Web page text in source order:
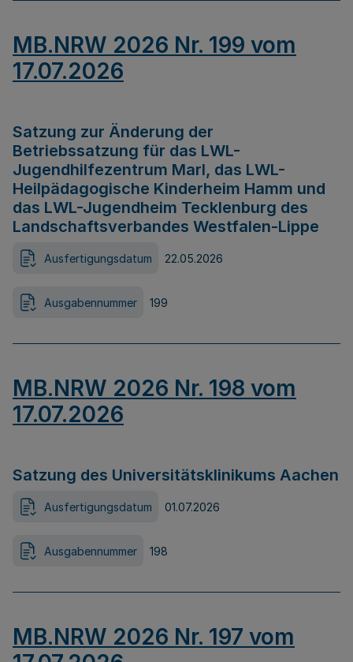
MB.NRW 2026 Nr. 199 vom
17.07.2026
Satzung zur Änderung der
Betriebssatzung für das LWL-
Jugendhilfezentrum Marl, das LWL-
Heilpädagogische Kinderheim Hamm und
das LWL-Jugendheim Tecklenburg des
Landschaftsverbandes Westfalen-Lippe
Ausfertigungsdatum 22.05.2026
Ausgabennummer 199
MB.NRW 2026 Nr. 198 vom
17.07.2026
Satzung des Universitätsklinikums Aachen
Ausfertigungsdatum 01.07.2026
Ausgabennummer 198
MB.NRW 2026 Nr. 197 vom